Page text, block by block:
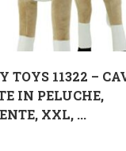
TOYS 11322 –
IN PELUCHE,
XXL, ...